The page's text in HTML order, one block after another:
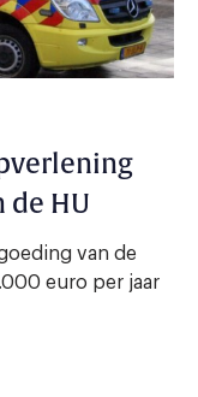
de HU
van de
euro per jaar